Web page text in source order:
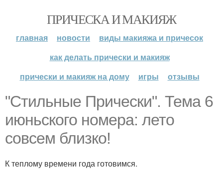
ПРИЧЕСКА И МАКИЯЖ
главная новости
виды макияжа и причесок
как делать прически и макияж
прически и макияж на дому
игры отзывы
"Стильные Прически". Тема 6
июньского номера: лето
совсем близко!
К теплому времени года готовимся.